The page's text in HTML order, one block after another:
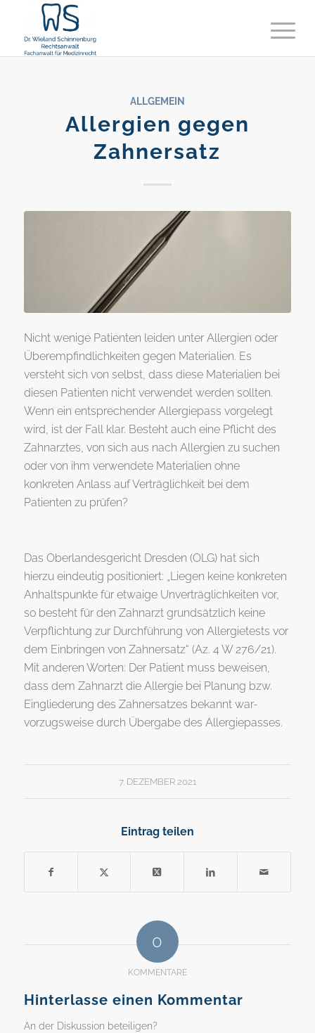
ALLGEMEIN
Allergien gegen
Zahnersatz
Nicht wenige Patienten leiden unter Allergien oder
Überempfindlichkeiten gegen Materialien. Es
versteht sich von selbst, dass diese Materialien bei
diesen Patienten nicht verwendet werden sollten.
Wenn ein entsprechender Allergiepass vorgelegt
wird, ist der Fall klar. Besteht auch eine Pflicht des
Zahnarztes, von sich aus nach Allergien zu suchen
oder von ihm verwendete Materialien ohne
konkreten Anlass auf Verträglichkeit bei dem
Patienten zu prüfen?
Das Oberlandesgericht Dresden (OLG) hat sich
hierzu eindeutig positioniert: „Liegen keine konkreten
Anhaltspunkte für etwaige Unverträglichkeiten vor,
so besteht für den Zahnarzt grundsätzlich keine
Verpflichtung zur Durchführung von Allergietests vor
dem Einbringen von Zahnersatz“ (Az. 4 W 276/21).
Mit anderen Worten: Der Patient muss beweisen,
dass dem Zahnarzt die Allergie bei Planung bzw.
Eingliederung des Zahnersatzes bekannt war-
vorzugsweise durch Übergabe des Allergiepasses.
7. DEZEMBER 2021
Eintrag teilen
0
KOMMENTARE
Hinterlasse einen Kommentar
An der Diskussion beteiligen?